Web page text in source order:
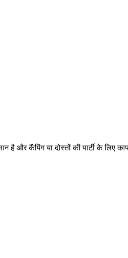
और कैंपिंग या दोस्तों की पार्टी के लिए